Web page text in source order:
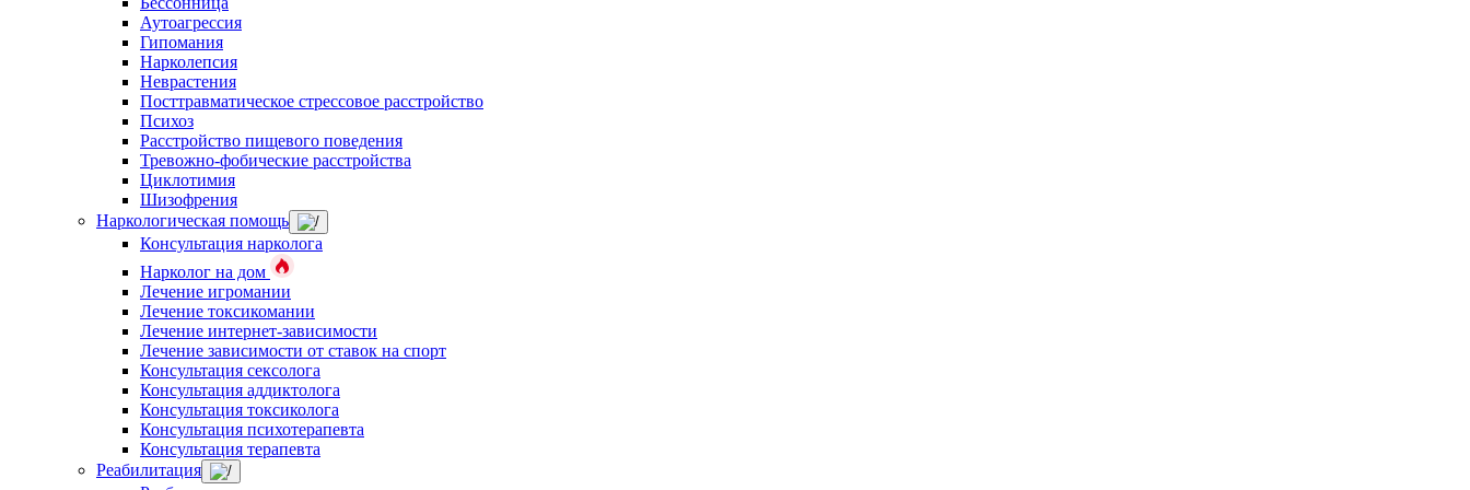
Аутоагрессия
Гипомания
Нарколепсия
Неврастения
Посттравматическое стрессовое расстройство
Психоз
Расстройство пищевого поведения
Тревожно-фобические расстройства
Циклотимия
Шизофрения
Наркологическая помощь
Консультация нарколога
Нарколог на дом
Лечение игромании
Лечение токсикомании
Лечение интернет-зависимости
Лечение зависимости от ставок на спорт
Консультация сексолога
Консультация аддиктолога
Консультация токсиколога
Консультация психотерапевта
Консультация терапевта
Реабилитация